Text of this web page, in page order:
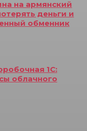
на армянский
деньги и
обменник
1С:
облачного